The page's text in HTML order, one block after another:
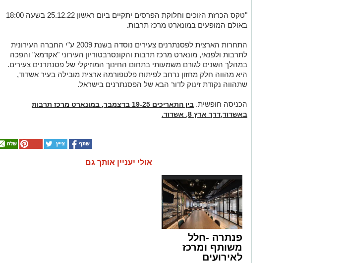
"טקס הכרזת הזוכים וחלוקת הפרסים יתקיים ביום ראשון 25.12.22 בשעה 18:00
באולם המופעים במונארט מרכז תרבות.
התחרות הארצית לפסנתרנים צעירים נוסדה בשנת 2009 ע"י החברה העירונית
לתרבות ולפנאי, מונארט מרכז תרבות והקונסרבטוריון העירוני "אקדמא" והפכה
במהלך השנים לגורם משמעותי בתחום החינוך המוזיקלי של פסנתרנים צעירים.
היא מהווה חלק מחזון נרחב לפיתוח פלטפורמה ארצית מובילה בעיר אשדוד,
שתהווה נקודת זינוק לדור הבא של הפסנתרנים בישראל.
הכניסה חופשית.
בין התאריכים 19-25 בדצמבר, במונארט מרכז תרבות
באשדוד,דרך ארץ 8, אשדוד.
אולי יעניין אותך גם
פנתרה -חלל
משותף ומרכז
לאירועים